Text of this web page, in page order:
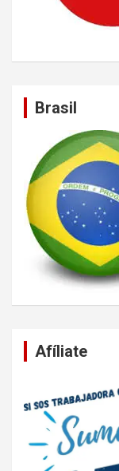
Brasil
Afíliate